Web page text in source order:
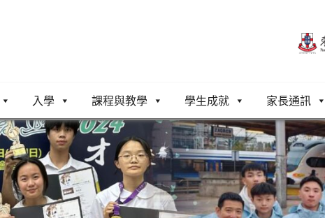
入學 課程與教學 學生成就 家長通訊